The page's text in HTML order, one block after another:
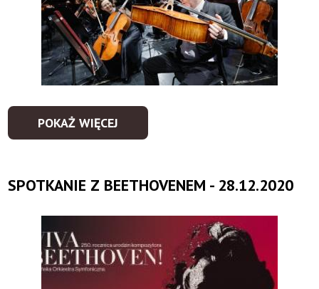
POKAŻ WIĘCEJ
SPOTKANIE Z BEETHOVENEM - 28.12.2020